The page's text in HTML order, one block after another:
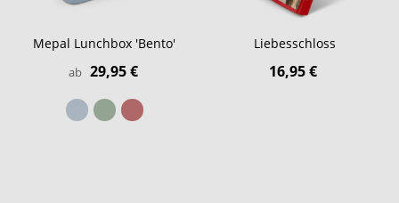
Mepal Lunchbox 'Bento'
ab 29,95 €
Liebesschloss
16,95 €